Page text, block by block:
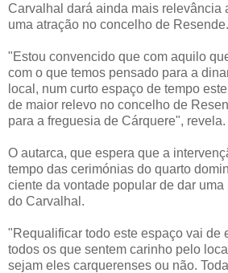
Carvalhal dará ainda mais relevância
uma atração no concelho de Resende.
"Estou convencido que com aquilo
com o que temos pensado para a
local, num curto espaço de tempo
de maior relevo no concelho de
para a freguesia de Cárquere", revela.
O autarca, que espera que a
tempo das cerimónias do quarto
ciente da vontade popular de dar
do Carvalhal.
"Requalificar todo este espaço vai de
todos os que sentem carinho pelo
sejam eles carquerenses ou não.